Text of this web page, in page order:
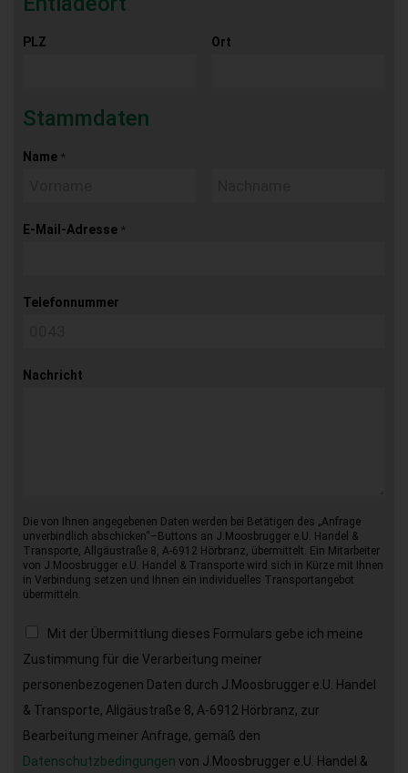
PLZ Ort
Stammdaten
Name *
E-Mail-Adresse *
Telefonnummer
Nachricht
Die von Ihnen angegebenen Daten werden bei Betätigen des „Anfrage
unverbindlich abschicken“–Buttons an J.Moosbrugger e.U. Handel &
Transporte, Allgäustraße 8, A-6912 Hörbranz, übermittelt. Ein Mitarbeiter
von J.Moosbrugger e.U. Handel & Transporte wird sich in Kürze mit Ihnen
in Verbindung setzen und Ihnen ein individuelles Transportangebot
übermitteln.
Mit der Übermittlung dieses Formulars gebe ich meine
Zustimmung für die Verarbeitung meiner
personenbezogenen Daten durch J.Moosbrugger e.U. Handel
& Transporte, Allgäustraße 8, A-6912 Hörbranz, zur
Bearbeitung meiner Anfrage, gemäß den
Datenschutzbedingungen von J.Moosbrugger e.U. Handel &